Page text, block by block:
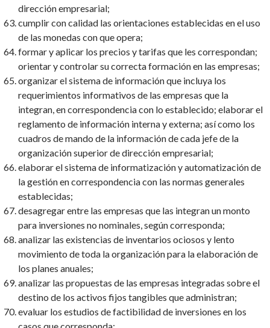
dirección empresarial;
cumplir con calidad las orientaciones establecidas en el uso
de las monedas con que opera;
formar y aplicar los precios y tarifas que les correspondan;
orientar y controlar su correcta formación en las empresas;
organizar el sistema de información que incluya los
requerimientos informativos de las empresas que la
integran, en correspondencia con lo establecido; elaborar el
reglamento de información interna y externa; así como los
cuadros de mando de la información de cada jefe de la
organización superior de dirección empresarial;
elaborar el sistema de informatización y automatización de
la gestión en correspondencia con las normas generales
establecidas;
desagregar entre las empresas que las integran un monto
para inversiones no nominales, según corresponda;
analizar las existencias de inventarios ociosos y lento
movimiento de toda la organización para la elaboración de
los planes anuales;
analizar las propuestas de las empresas integradas sobre el
destino de los activos fijos tangibles que administran;
evaluar los estudios de factibilidad de inversiones en los
casos que corresponda;